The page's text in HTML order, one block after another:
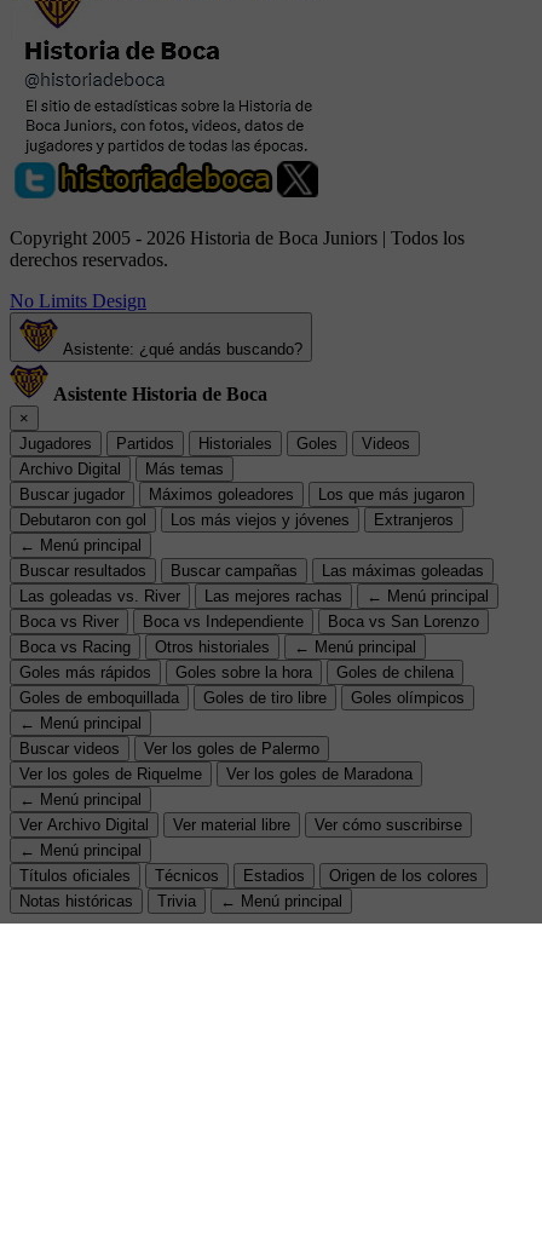
Copyright 2005 - 2026 Historia de Boca Juniors | Todos los
derechos reservados.
No Limits Design
Asistente: ¿qué andás buscando?
Asistente Historia de Boca
×
Jugadores
Partidos Historiales Goles
Videos
Archivo Digital
Más temas
Buscar jugador
Máximos goleadores
Los que más jugaron
Debutaron con gol
Los más viejos y jóvenes
Extranjeros
← Menú principal
Buscar resultados
Buscar campañas
Las máximas goleadas
Las goleadas vs. River
Las mejores rachas
← Menú principal
Boca vs River
Boca vs Independiente
Boca vs San Lorenzo
Boca vs Racing
Otros historiales
← Menú principal
Goles más rápidos
Goles sobre la hora
Goles de chilena
Goles de emboquillada
Goles de tiro libre
Goles olímpicos
← Menú principal
Buscar videos
Ver los goles de Palermo
Ver los goles de Riquelme
Ver los goles de Maradona
← Menú principal
Ver Archivo Digital
Ver material libre
Ver cómo suscribirse
← Menú principal
Títulos oficiales
Técnicos Estadios
Origen de los colores
Notas históricas
Trivia ← Menú principal